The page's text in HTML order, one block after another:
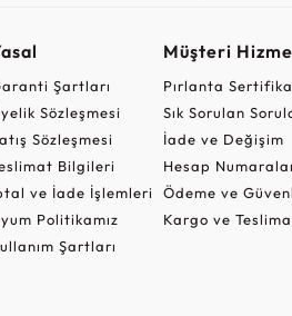
Şartları
Sözleşmesi
Sözleşmesi
Bilgileri
ve İade İşlemleri
Politikamız
Şartları
Müşteri
Pırlanta
Sık Sorulan
İade ve Değişim
Hesap
Ödeme ve
Kargo ve